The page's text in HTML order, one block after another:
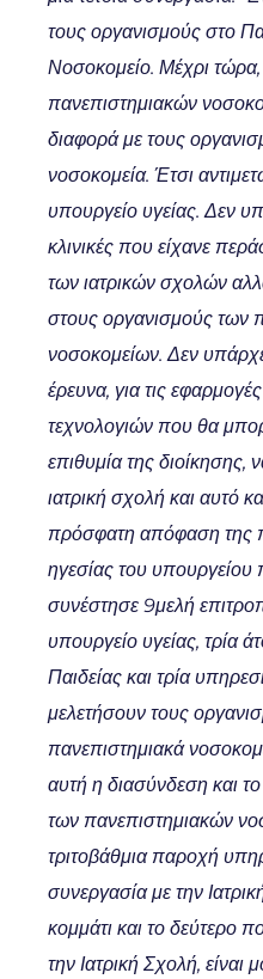
τους οργανισμούς στο
Νοσοκομείο. Μέχρι τώρα,
πανεπιστημιακών
διαφορά με τους
νοσοκομεία. Έτσι
υπουργείο υγείας. Δεν
κλινικές που είχανε
των ιατρικών σχολών
στους οργανισμούς των
νοσοκομείων. Δεν
έρευνα, για τις
τεχνολογιών που θα
επιθυμία της διοίκησης,
ιατρική σχολή και αυτό
πρόσφατη απόφαση της
ηγεσίας του
συνέστησε 9μελή
υπουργείο υγείας, τρία
Παιδείας και τρία
μελετήσουν τους
πανεπιστημιακά
αυτή η διασύνδεση και
των πανεπιστημιακών
τριτοβάθμια παροχή
συνεργασία με την
κομμάτι και το δεύτερο
την Ιατρική Σχολή, είναι